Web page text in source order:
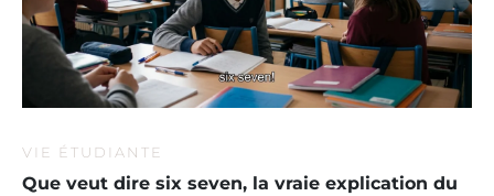
VIE ÉTUDIANTE
Que veut dire six seven, la vraie explication du